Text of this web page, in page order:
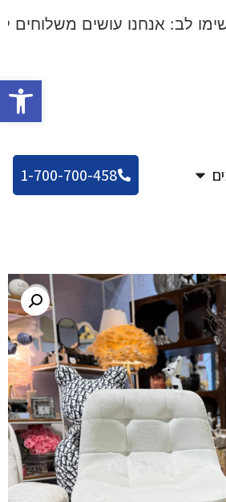
פתח
אנחנו עושים
1-700-700-458